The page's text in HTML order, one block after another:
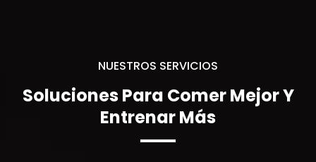
NUESTROS SERVICIOS
Soluciones Para Comer Mejor Y
Entrenar Más